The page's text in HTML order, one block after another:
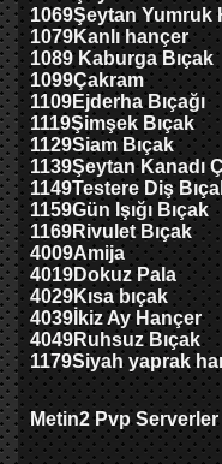
1069Şeytan Yumruk
1079Kanlı hançer
1089 Kaburga Bıçak
1099Çakram
1109Ejderha Bıçağı
1119Şimşek Bıçak
1129Siam Bıçak
1139Şeytan Kanadı
1149Testere Diş
1159Gün Işığı Bıçak
1169Rivulet Bıçak
4009Amija
4019Dokuz Pala
4029Kısa bıçak
4039İkiz Ay Hançer
4049Ruhsuz Bıçak
1179Siyah yaprak
Metin2 Pvp